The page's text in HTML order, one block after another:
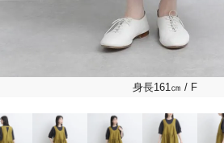
身長161㎝ / F